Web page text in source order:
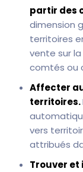
partir des
dimension
territoires
vente sur
comtés ou
Affecter
territoires.
vers
attribués
Trouver